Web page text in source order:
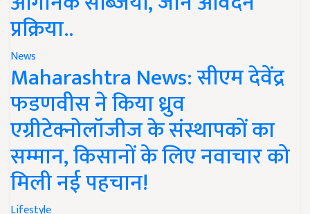
प्रक्रिया..
News
Maharashtra News: सीएम देवेंद्र
फडणवीस ने किया ध्रुव
एग्रीटेक्नोलॉजीज के संस्थापकों का
सम्मान, किसानों के लिए नवाचार को
मिली नई पहचान!